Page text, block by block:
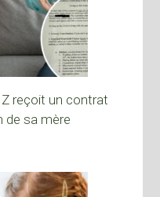
reçoit un contrat
de sa mère